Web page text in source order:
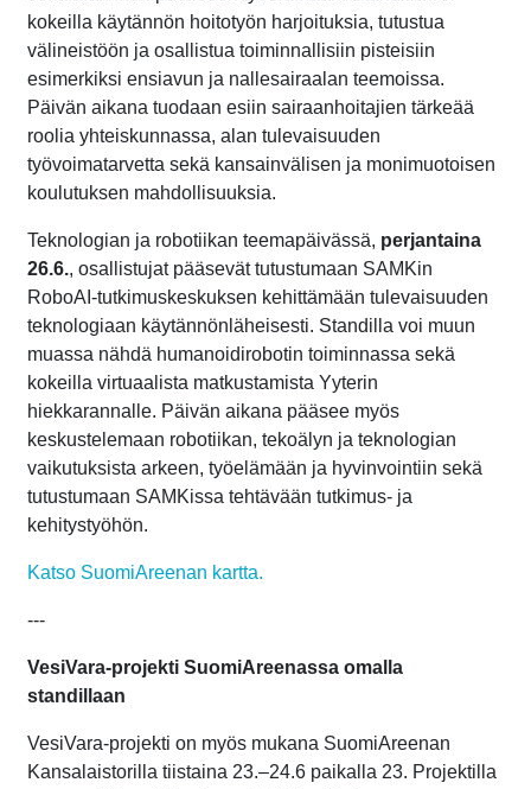
kokeilla käytännön hoitotyön harjoituksia, tutustua
välineistöön ja osallistua toiminnallisiin pisteisiin
esimerkiksi ensiavun ja nallesairaalan teemoissa.
Päivän aikana tuodaan esiin sairaanhoitajien tärkeää
roolia yhteiskunnassa, alan tulevaisuuden
työvoimatarvetta sekä kansainvälisen ja monimuotoisen
koulutuksen mahdollisuuksia.
Teknologian ja robotiikan teemapäivässä, perjantaina
26.6., osallistujat pääsevät tutustumaan SAMKin
RoboAI-tutkimuskeskuksen kehittämään tulevaisuuden
teknologiaan käytännönläheisesti. Standilla voi muun
muassa nähdä humanoidirobotin toiminnassa sekä
kokeilla virtuaalista matkustamista Yyterin
hiekkarannalle. Päivän aikana pääsee myös
keskustelemaan robotiikan, tekoälyn ja teknologian
vaikutuksista arkeen, työelämään ja hyvinvointiin sekä
tutustumaan SAMKissa tehtävään tutkimus- ja
kehitystyöhön.
Katso SuomiAreenan kartta.
---
VesiVara-projekti SuomiAreenassa omalla
standillaan
VesiVara-projekti on myös mukana SuomiAreenan
Kansalaistorilla tiistaina 23.–24.6 paikalla 23. Projektilla